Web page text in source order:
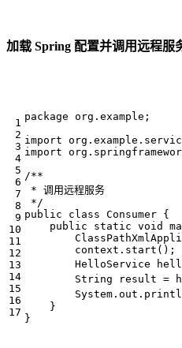
加载 Spring 配置并调用远程服
package org.example ;
import
import
*/
public
class Consumer {
public
static void
context . start ();
HelloService
String
result =
System . out .
}
}